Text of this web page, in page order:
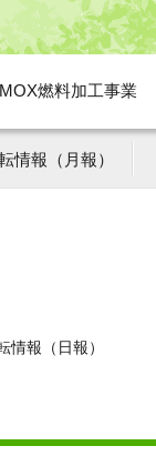
MOX燃料加工事業
情報（月報）
情報（日報）